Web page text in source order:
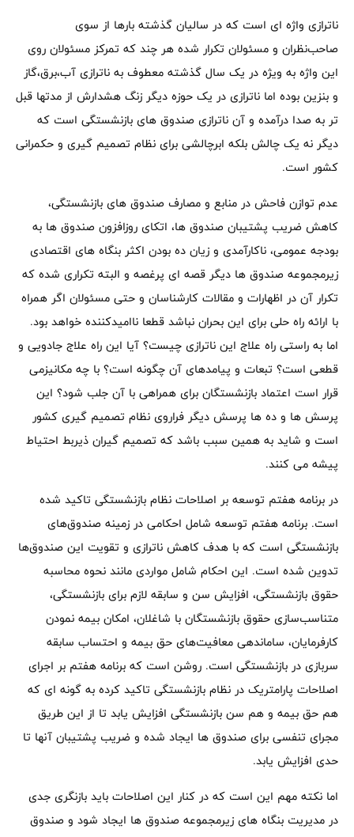
ناترازی واژه ای است که در سالیان گذشته بارها از سوی
صاحب‌نظران و مسئولان تکرار شده هر چند که تمرکز مسئولان روی
این واژه به ویژه در یک سال گذشته معطوف به ناترازی آب،برق،گاز
و بنزین بوده اما ناترازی در یک حوزه دیگر زنگ هشدارش از مدتها قبل
تر به صدا درآمده و آن ناترازی صندوق های بازنشستگی است که
دیگر نه یک چالش بلکه ابرچالشی برای نظام تصمیم گیری و حکمرانی
کشور است.
عدم توازن فاحش در منابع و مصارف صندوق های بازنشستگی،
کاهش ضریب پشتیبان صندوق ها، اتکای روزافزون صندوق ها به
بودجه عمومی، ناکارآمدی و زیان ده بودن اکثر بنگاه های اقتصادی
زیرمجموعه صندوق ها دیگر قصه ای پرغصه و البته تکراری شده که
تکرار آن در اظهارات و مقالات کارشناسان و حتی مسئولان اگر همراه
با ارائه راه حلی برای این بحران نباشد قطعا ناامیدکننده خواهد بود.
اما به راستی راه علاج این ناترازی چیست؟ آیا این راه علاج جادویی و
قطعی است؟ تبعات و پیامدهای آن چگونه است؟ با چه مکانیزمی
قرار است اعتماد بازنشستگان برای همراهی با آن جلب شود؟ این
پرسش ها و ده ها پرسش دیگر فراروی نظام تصمیم گیری کشور
است و شاید به همین سبب باشد که تصمیم گیران ذیربط احتیاط
پیشه می کنند.
در برنامه هفتم توسعه بر اصلاحات نظام بازنشستگی تاکید شده
است. برنامه هفتم توسعه شامل احکامی در زمینه صندوق‌های
بازنشستگی است که با هدف کاهش ناترازی و تقویت این صندوق‌ها
تدوین شده است. این احکام شامل مواردی مانند نحوه محاسبه
حقوق بازنشستگی، افزایش سن و سابقه لازم برای بازنشستگی،
متناسب‌سازی حقوق بازنشستگان با شاغلان، امکان بیمه نمودن
کارفرمایان، ساماندهی معافیت‌های حق بیمه و احتساب سابقه
سربازی در بازنشستگی است. روشن است که برنامه هفتم بر اجرای
اصلاحات پارامتریک در نظام بازنشستگی تاکید کرده به گونه ای که
هم حق بیمه و هم سن بازنشستگی افزایش یابد تا از این طریق
مجرای تنفسی برای صندوق ها ایجاد شده و ضریب پشتیبان آنها تا
حدی افزایش یابد.
اما نکته مهم این است که در کنار این اصلاحات باید بازنگری جدی
در مدیریت بنگاه های زیرمجموعه صندوق ها ایجاد شود و صندوق